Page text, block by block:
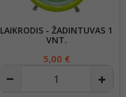
LAIKRODIS - ŽADINTUVAS 1
VNT.
Kaina
5,00 €